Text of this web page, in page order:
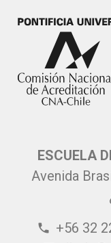
ESCUELA
Avenida
phone +56 32